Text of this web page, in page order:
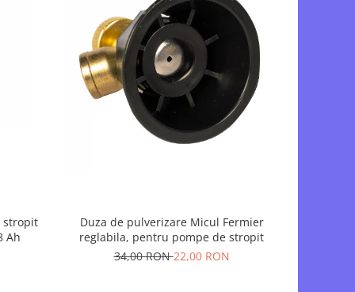
stropit
Ah
Duza de pulverizare Micul Fermier
reglabila, pentru pompe de stropit
34,00 RON22,00 RON